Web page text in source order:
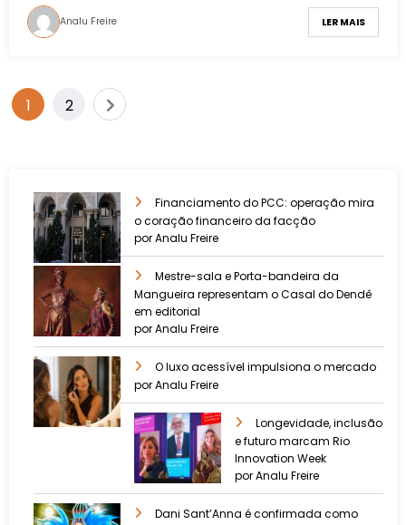
Analu Freire LER MAIS
1 2
Financiamento do PCC: operação mira
o coração financeiro da facção
por Analu Freire
Mestre-sala e Porta-bandeira da
Mangueira representam o Casal do Dendê
em editorial
por Analu Freire
O luxo acessível impulsiona o mercado
por Analu Freire
Longevidade, inclusão
e futuro marcam Rio
Innovation Week
por Analu Freire
Dani Sant’Anna é confirmada como